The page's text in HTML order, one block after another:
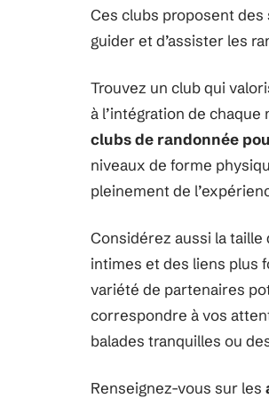
Ces clubs proposent
guider et d’assister les
Trouvez un club qui
à l’intégration de chaque
clubs de randonnée
niveaux de forme
pleinement de
Considérez aussi la
intimes et des liens plus
variété de partenaires
correspondre à vos
balades tranquilles ou
Renseignez-vous sur les